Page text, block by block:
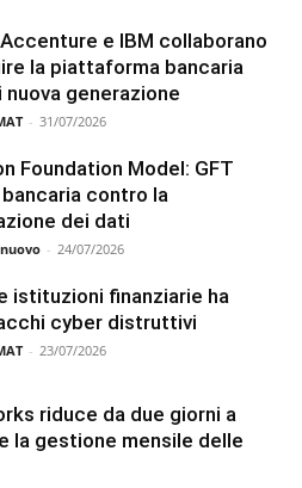
e IBM collaborano
la piattaforma bancaria
nuova generazione
- 31/07/2026
Foundation Model: GFT
bancaria contro la
dei dati
- 24/07/2026
istituzioni finanziarie ha
cyber distruttivi
- 23/07/2026
riduce da due giorni a
la gestione mensile delle